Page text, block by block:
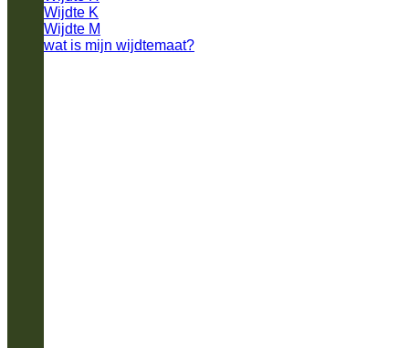
Wijdte K
Wijdte M
wat is mijn wijdtemaat?